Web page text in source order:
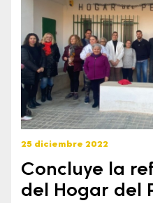
25 diciembre 2022
Concluye la
del Hogar del